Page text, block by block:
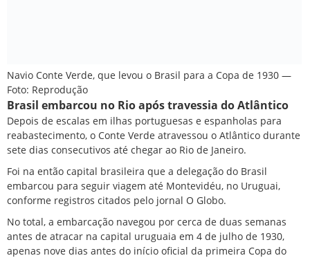
Navio Conte Verde, que levou o Brasil para a Copa de 1930 —
Foto: Reprodução
Brasil embarcou no Rio após travessia do Atlântico
Depois de escalas em ilhas portuguesas e espanholas para
reabastecimento, o Conte Verde atravessou o Atlântico durante
sete dias consecutivos até chegar ao Rio de Janeiro.
Foi na então capital brasileira que a delegação do Brasil
embarcou para seguir viagem até Montevidéu, no Uruguai,
conforme registros citados pelo jornal O Globo.
No total, a embarcação navegou por cerca de duas semanas
antes de atracar na capital uruguaia em 4 de julho de 1930,
apenas nove dias antes do início oficial da primeira Copa do